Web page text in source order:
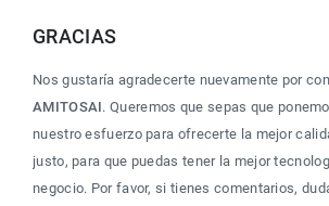
GRACIAS
Nos gustaría agradecerte nuevamente por
AMITOSAI. Queremos que sepas que
nuestro esfuerzo para ofrecerte la mejor
justo, para que puedas tener la mejor
negocio. Por favor, si tienes comentarios,